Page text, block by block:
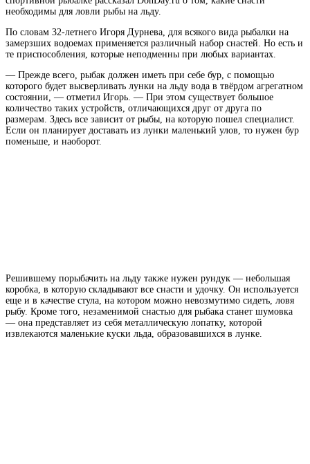
необходимы для ловли рыбы на льду.
По словам 32-летнего Игоря Дурнева, для всякого вида рыбалки на
замерзших водоемах применяется различный набор снастей. Но есть и
те приспособления, которые неподменны при любых вариантах.
— Прежде всего, рыбак должен иметь при себе бур, с помощью
которого будет высверливать лунки на льду вода в твёрдом агрегатном
состоянии , — отметил Игорь. — При этом существует большое
количество таких устройств, отличающихся друг от друга по
размерам. Здесь все зависит от рыбы, на которую пошел специалист.
Если он планирует доставать из лунки маленький улов, то нужен бур
поменьше, и наоборот.
Решившему порыбачить на льду также нужен рундук — небольшая
коробка, в которую складывают все снасти и удочку. Он используется
еще и в качестве стула, на котором можно невозмутимо сидеть, ловя
рыбу. Кроме того, незаменимой снастью для рыбака станет шумовка
— она представляет из себя металлическую лопатку, которой
извлекаются маленькие куски льда, образовавшихся в лунке.